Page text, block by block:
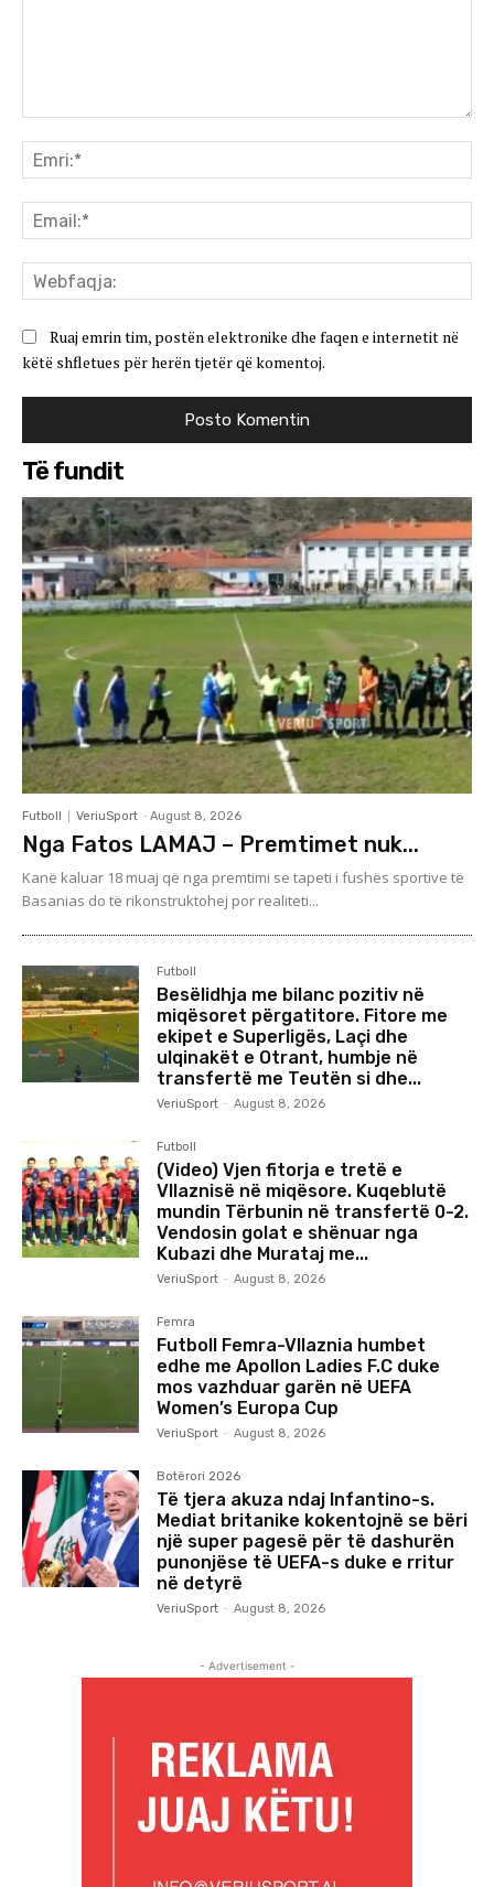
Ruaj emrin tim, postën elektronike dhe faqen e internetit në
këtë shfletues për herën tjetër që komentoj.
Të fundit
Futboll VeriuSport - August 8, 2026
Nga Fatos LAMAJ – Premtimet nuk...
Kanë kaluar 18 muaj që nga premtimi se tapeti i fushës sportive të
Basanias do të rikonstruktohej por realiteti...
Futboll
Besëlidhja me bilanc pozitiv në
miqësoret përgatitore. Fitore me
ekipet e Superligës, Laçi dhe
ulqinakët e Otrant, humbje në
transfertë me Teutën si dhe...
VeriuSport - August 8, 2026
Futboll
(Video) Vjen fitorja e tretë e
Vllaznisë në miqësore. Kuqeblutë
mundin Tërbunin në transfertë 0-2.
Vendosin golat e shënuar nga
Kubazi dhe Murataj me...
VeriuSport - August 8, 2026
Femra
Futboll Femra-Vllaznia humbet
edhe me Apollon Ladies F.C duke
mos vazhduar garën në UEFA
Women’s Europa Cup
VeriuSport - August 8, 2026
Botërori 2026
Të tjera akuza ndaj Infantino-s.
Mediat britanike kokentojnë se bëri
një super pagesë për të dashurën
punonjëse të UEFA-s duke e rritur
në detyrë
VeriuSport - August 8, 2026
- Advertisement -